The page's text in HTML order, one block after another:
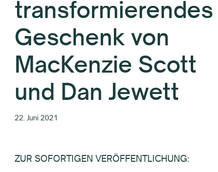
transformierendes
Geschenk von
MacKenzie Scott
und Dan Jewett
22. Juni 2021
ZUR SOFORTIGEN VERÖFFENTLICHUNG: